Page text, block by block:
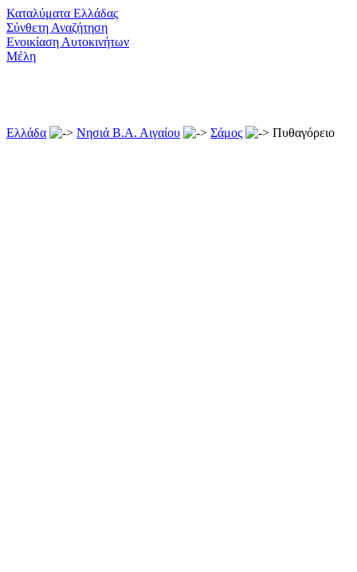
Καταλύματα Ελλάδας
Σύνθετη Αναζήτηση
Ενοικίαση Αυτοκινήτων
Μέλη
Ελλάδα Νησιά Β.Α. Αιγαίου Σάμος Πυθαγόρειο